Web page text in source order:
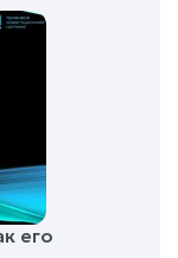
его